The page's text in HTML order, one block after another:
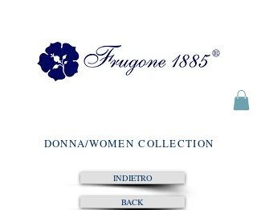
DONNA/WOMEN COLLECTION
INDIETRO
BACK